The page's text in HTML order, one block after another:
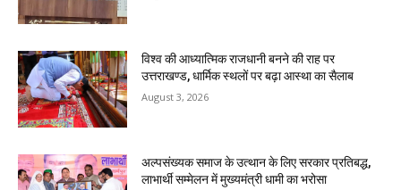
विश्व की आध्यात्मिक राजधानी बनने की राह पर
उत्तराखण्ड, धार्मिक स्थलों पर बढ़ा आस्था का सैलाब
August 3, 2026
अल्पसंख्यक समाज के उत्थान के लिए सरकार प्रतिबद्ध,
लाभार्थी सम्मेलन में मुख्यमंत्री धामी का भरोसा